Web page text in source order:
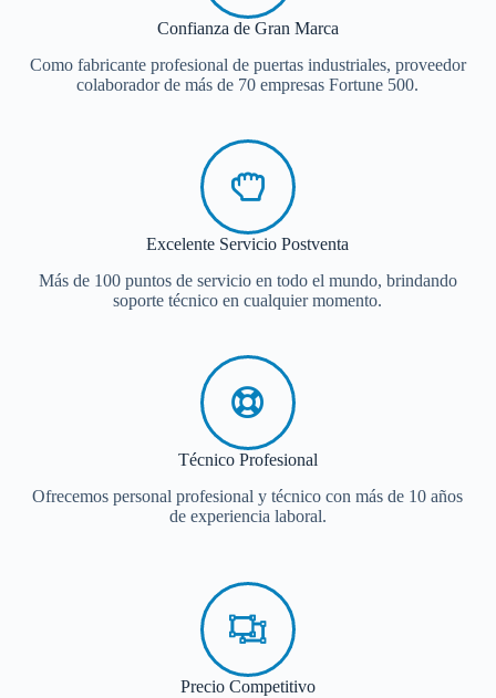
Confianza de Gran Marca
Como fabricante profesional de puertas industriales, proveedor
colaborador de más de 70 empresas Fortune 500.
Excelente Servicio Postventa
Más de 100 puntos de servicio en todo el mundo, brindando
soporte técnico en cualquier momento.
Técnico Profesional
Ofrecemos personal profesional y técnico con más de 10 años
de experiencia laboral.
Precio Competitivo